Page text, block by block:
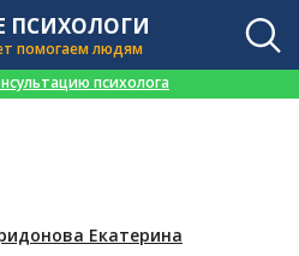
ПСИХОЛОГИ
помогаем людям
психолога
Екатерина